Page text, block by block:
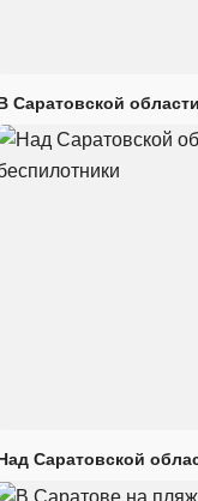
Саратовской
Саратовской